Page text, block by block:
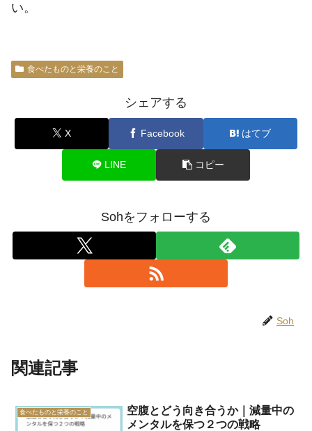
い。
食べたものと栄養のこと
シェアする
X Facebook はてブ
LINE コピー
Sohをフォローする
Soh
関連記事
食べたものと栄養のこと
空腹とどう向き合うか｜減量中の
メンタルを保つ２つの戦略